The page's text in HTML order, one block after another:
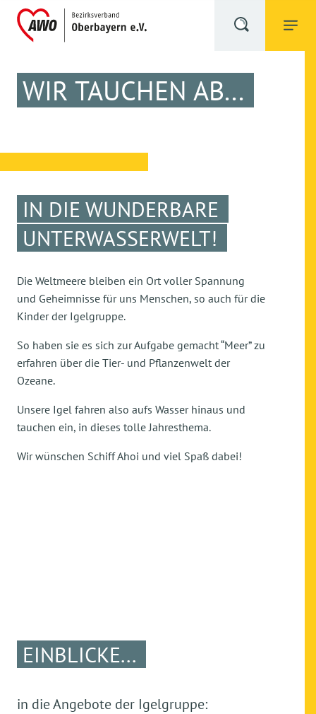
WIR TAUCHEN AB...
IN DIE WUNDERBARE
UNTERWASSERWELT!
Die Weltmeere bleiben ein Ort voller Spannung
und Geheimnisse für uns Menschen, so auch für die
Kinder der Igelgruppe.
So haben sie es sich zur Aufgabe gemacht “Meer” zu
erfahren über die Tier- und Pflanzenwelt der
Ozeane.
Unsere Igel fahren also aufs Wasser hinaus und
tauchen ein, in dieses tolle Jahresthema.
Wir wünschen Schiff Ahoi und viel Spaß dabei!
EINBLICKE...
in die Angebote der Igelgruppe: